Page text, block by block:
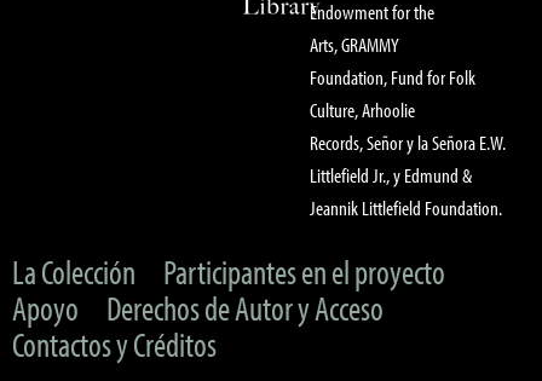
Endowment for the
Arts, GRAMMY
Foundation, Fund for Folk
Culture, Arhoolie
Records, Señor y la Señora E.W.
Littlefield Jr., y Edmund &
Jeannik Littlefield Foundation.
La Colección
Participantes en el proyecto
Apoyo
Derechos de Autor y Acceso
Contactos y Créditos